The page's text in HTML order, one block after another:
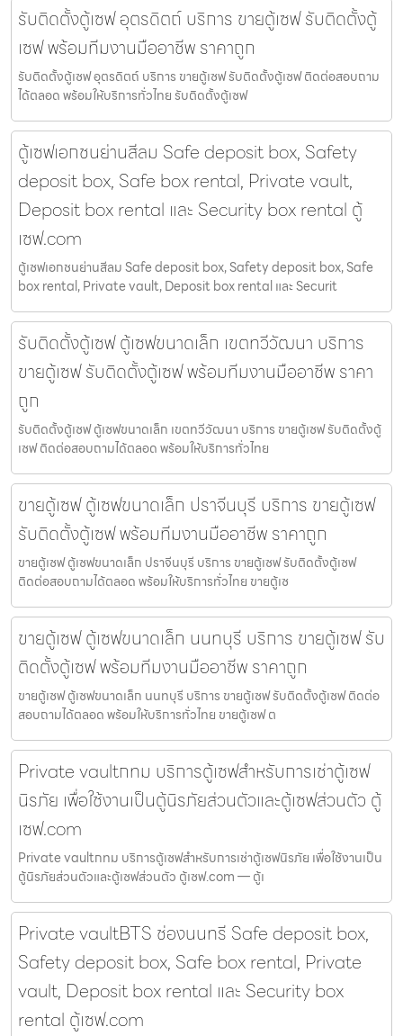
รับติดตั้งตู้เซฟ อุตรดิตถ์ บริการ ขายตู้เซฟ รับติดตั้งตู้
เซฟ พร้อมทีมงานมืออาชีพ ราคาถูก
รับติดตั้งตู้เซฟ อุตรดิตถ์ บริการ ขายตู้เซฟ รับติดตั้งตู้เซฟ ติดต่อสอบถาม
ได้ตลอด พร้อมให้บริการทั่วไทย รับติดตั้งตู้เซฟ
ตู้เซฟเอกชนย่านสีลม Safe deposit box, Safety
deposit box, Safe box rental, Private vault,
Deposit box rental และ Security box rental ตู้
เซฟ.com
ตู้เซฟเอกชนย่านสีลม Safe deposit box, Safety deposit box, Safe
box rental, Private vault, Deposit box rental และ Securit
รับติดตั้งตู้เซฟ ตู้เซฟขนาดเล็ก เขตทวีวัฒนา บริการ
ขายตู้เซฟ รับติดตั้งตู้เซฟ พร้อมทีมงานมืออาชีพ ราคา
ถูก
รับติดตั้งตู้เซฟ ตู้เซฟขนาดเล็ก เขตทวีวัฒนา บริการ ขายตู้เซฟ รับติดตั้งตู้
เซฟ ติดต่อสอบถามได้ตลอด พร้อมให้บริการทั่วไทย
ขายตู้เซฟ ตู้เซฟขนาดเล็ก ปราจีนบุรี บริการ ขายตู้เซฟ
รับติดตั้งตู้เซฟ พร้อมทีมงานมืออาชีพ ราคาถูก
ขายตู้เซฟ ตู้เซฟขนาดเล็ก ปราจีนบุรี บริการ ขายตู้เซฟ รับติดตั้งตู้เซฟ
ติดต่อสอบถามได้ตลอด พร้อมให้บริการทั่วไทย ขายตู้เซ
ขายตู้เซฟ ตู้เซฟขนาดเล็ก นนทบุรี บริการ ขายตู้เซฟ รับ
ติดตั้งตู้เซฟ พร้อมทีมงานมืออาชีพ ราคาถูก
ขายตู้เซฟ ตู้เซฟขนาดเล็ก นนทบุรี บริการ ขายตู้เซฟ รับติดตั้งตู้เซฟ ติดต่อ
สอบถามได้ตลอด พร้อมให้บริการทั่วไทย ขายตู้เซฟ ต
Private vaultกทม บริการตู้เซฟสำหรับการเช่าตู้เซฟ
นิรภัย เพื่อใช้งานเป็นตู้นิรภัยส่วนตัวและตู้เซฟส่วนตัว ตู้
เซฟ.com
Private vaultกทม บริการตู้เซฟสำหรับการเช่าตู้เซฟนิรภัย เพื่อใช้งานเป็น
ตู้นิรภัยส่วนตัวและตู้เซฟส่วนตัว ตู้เซฟ.com — ตู้เ
Private vaultBTS ช่องนนทรี Safe deposit box,
Safety deposit box, Safe box rental, Private
vault, Deposit box rental และ Security box
rental ตู้เซฟ.com